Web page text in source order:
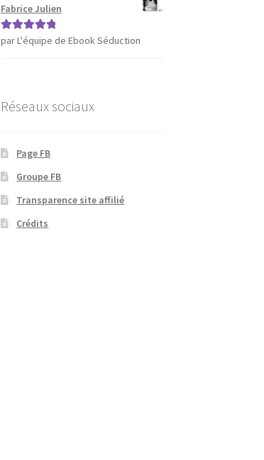
Fabrice Julien
Note5sur 5
par L'équipe de Ebook Séduction
Réseaux sociaux
Page FB
Groupe FB
Transparence site affilié
Crédits